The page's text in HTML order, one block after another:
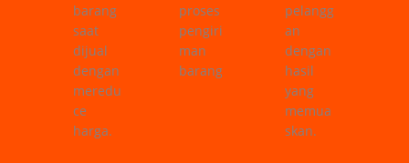
barang
saat
dijual
dengan
meredu
ce
harga.
proses
pengiri
man
barang
pelangg
an
dengan
hasil
yang
memua
skan.